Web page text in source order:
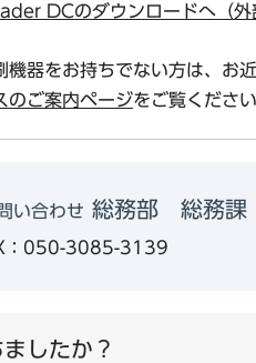
DCのダウンロードへ（外
機器をお持ちでない方は、お
のご案内ページをご覧ください
い合わせ 総務部 総務
：050-3085-3139
したか？